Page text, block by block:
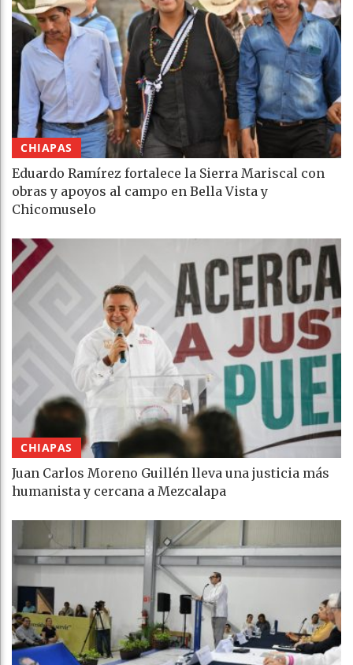
CHIAPAS
Eduardo Ramírez fortalece la Sierra Mariscal con
obras y apoyos al campo en Bella Vista y
Chicomuselo
CHIAPAS
Juan Carlos Moreno Guillén lleva una justicia más
humanista y cercana a Mezcalapa